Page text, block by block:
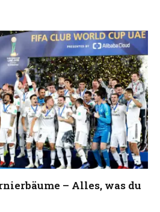
– Alles, was du